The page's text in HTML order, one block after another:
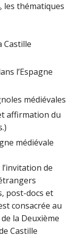
les thématiques
Castille
l’Espagne
médiévales
affirmation du
médiévale
de
post-docs et
consacrée au
la Deuxième
Castille